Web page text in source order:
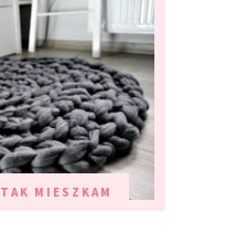
TAK MIESZKAM